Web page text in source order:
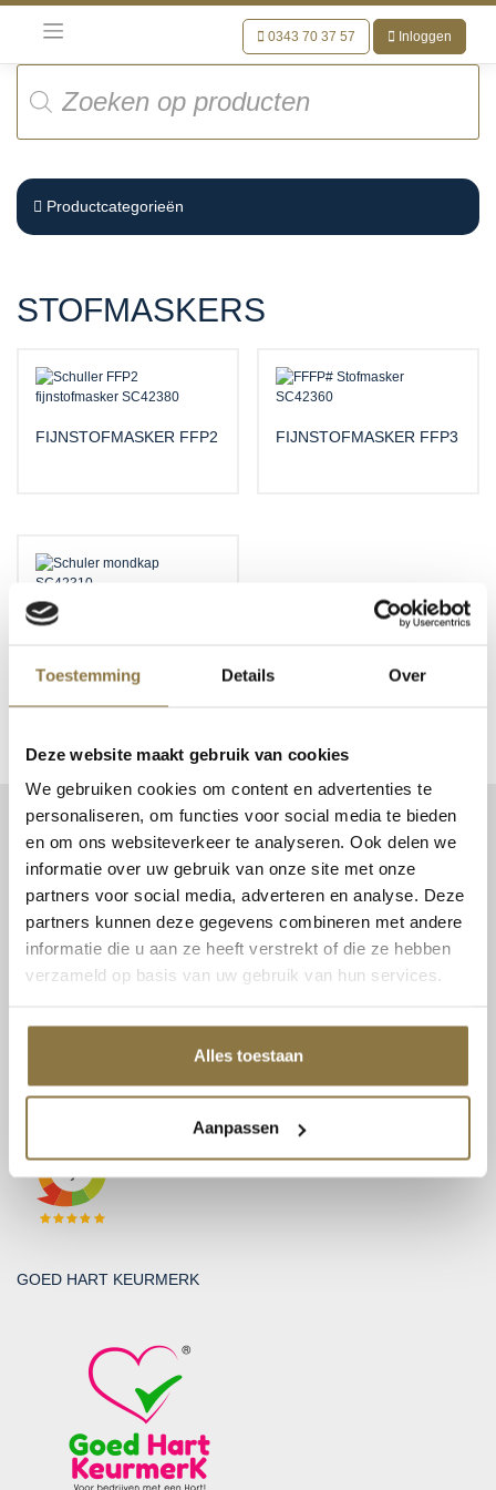
Toestemming Details Over
Deze website maakt gebruik van cookies
We gebruiken cookies om content en advertenties te
personaliseren, om functies voor social media te bieden
en om ons websiteverkeer te analyseren. Ook delen we
informatie over uw gebruik van onze site met onze
partners voor social media, adverteren en analyse. Deze
partners kunnen deze gegevens combineren met andere
informatie die u aan ze heeft verstrekt of die ze hebben
verzameld op basis van uw gebruik van hun services.
Alles toestaan
Aanpassen
0343 70 37 57 Inloggen
Producten
Productcategorieën
STOFMASKERS
FIJNSTOFMASKER FFP2 FIJNSTOFMASKER FFP3
HYGIËNEMASKER
Patent Niveau BV
Haarbos 1
3953 HA Maarsbergen
Tel:0343 70 37 57
info@niveau-vbs.nl
GOED HART KEURMERK